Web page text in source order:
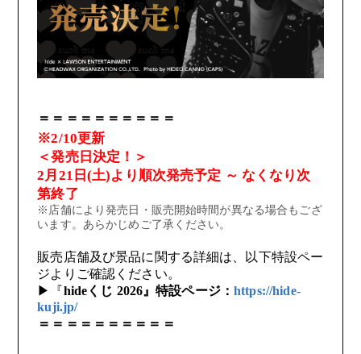
FANCLUB MENU
JOIN LOGIN
FC NEWS
OTHER TAKES
＝＝＝＝＝＝＝＝＝＝
※2/10更新
＜発売日決定！＞
2月21日(土)より順次発売予定 ～ なくなり次
第終了
※店舗により発売日・販売開始時間が異なる場合もござ
います。あらかじめご了承ください。
販売店舗及び景品に関する詳細は、以下特設ペー
ジよりご確認ください。
▶『hideくじ 2026』特設ページ：https://hide-
kuji.jp/
＝＝＝＝＝＝＝＝＝＝